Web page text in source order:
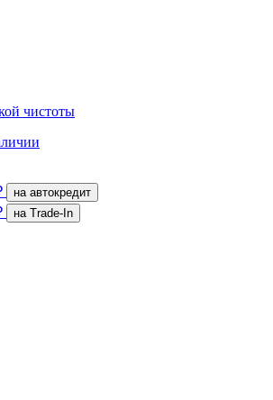
чистоты
на автокредит
на Trade-In